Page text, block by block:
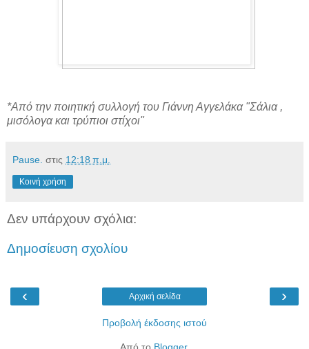
*Από την ποιητική συλλογή του Γιάννη Αγγελάκα "Σάλια ,
μισόλογα και τρύπιοι στίχοι"
Pause. στις 12:18 π.μ.
Κοινή χρήση
Δεν υπάρχουν σχόλια:
Δημοσίευση σχολίου
‹ ›
Αρχική σελίδα
Προβολή έκδοσης ιστού
Από το Blogger.